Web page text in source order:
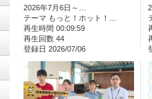
2026年7月6日～…
テーマ もっと！ホット！…
再生時間 00:09:59
再生回数 44
登録日 2026/07/06